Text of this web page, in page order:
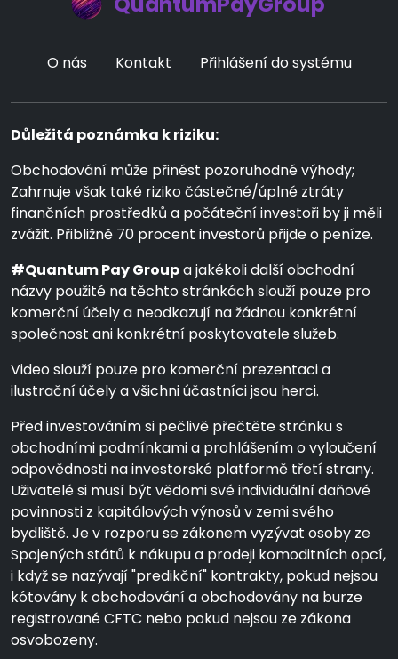
O nás Kontakt Přihlášení do systému
Důležitá poznámka k riziku:
Obchodování může přinést pozoruhodné výhody;
Zahrnuje však také riziko částečné/úplné ztráty
finančních prostředků a počáteční investoři by ji měli
zvážit. Přibližně 70 procent investorů přijde o peníze.
#Quantum Pay Groupa jakékoli další obchodní
názvy použité na těchto stránkách slouží pouze pro
komerční účely a neodkazují na žádnou konkrétní
společnost ani konkrétní poskytovatele služeb.
Video slouží pouze pro komerční prezentaci a
ilustrační účely a všichni účastníci jsou herci.
Před investováním si pečlivě přečtěte stránku s
obchodními podmínkami a prohlášením o vyloučení
odpovědnosti na investorské platformě třetí strany.
Uživatelé si musí být vědomi své individuální daňové
povinnosti z kapitálových výnosů v zemi svého
bydliště. Je v rozporu se zákonem vyzývat osoby ze
Spojených států k nákupu a prodeji komoditních opcí,
i když se nazývají "predikční" kontrakty, pokud nejsou
kótovány k obchodování a obchodovány na burze
registrované CFTC nebo pokud nejsou ze zákona
osvobozeny.